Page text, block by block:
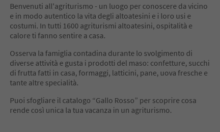
10
11
12
13
14
16
17
Benvenuti all'agriturismo - un luogo per conoscere da vicino
e in modo autentico la vita degli altoatesini e i loro usi e
costumi. In tutti 1600 agriturismi altoatesini, ospitalità e
calore ti fanno sentire a casa.
Osserva la famiglia contadina durante lo svolgimento di
diverse attività e gusta i prodotti del maso: confetture, succhi
di frutta fatti in casa, formaggi, latticini, pane, uova fresche e
tante altre specialità.
Puoi sfogliare il catalogo “Gallo Rosso” per scoprire cosa
rende così unica la tua vacanza in un agriturismo.